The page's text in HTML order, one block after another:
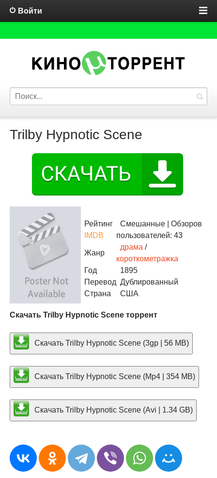
Войти
Trilby Hypnotic Scene
Рейтинг
IMDB
Смешанные | Обзоров
пользователей: 43
Жанр
драма /
короткометражка
Год
1895
Перевод Дублированный
Страна
США
Скачать Trilby Hypnotic Scene торрент
Скачать Trilby Hypnotic Scene (3gp | 56 MB)
Скачать Trilby Hypnotic Scene (Mp4 | 354 MB)
Скачать Trilby Hypnotic Scene (Avi | 1.34 GB)